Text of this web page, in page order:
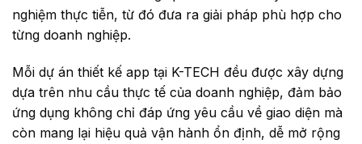
nghiệm thực tiễn, từ đó đưa ra giải pháp phù hợp cho
từng doanh nghiệp.
Mỗi dự án thiết kế app tại K-TECH đều được xây dựng
dựa trên nhu cầu thực tế của doanh nghiệp, đảm bảo
ứng dụng không chỉ đáp ứng yêu cầu về giao diện mà
còn mang lại hiệu quả vận hành ổn định, dễ mở rộng